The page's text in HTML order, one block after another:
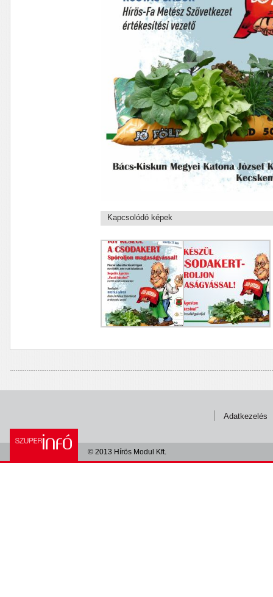
Kapcsolódó képek
Adatkezelés
© 2013 Hírös Modul Kft.